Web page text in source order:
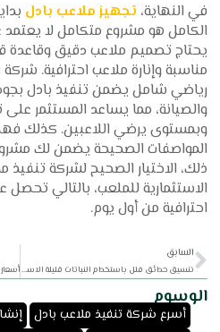
في النهاية، تجهيز ملاعب بادل
الكامل هو مشروع متكامل لا
يحتاج تصميم ملاعب دقيق وقاعدة
مناسبة وإنارة ملاعب احترافية. شركة
رياضي شامل يضمن تنفيذ بادل
والصيانة، مما يساعد المستثمر
وبمستوى يرضي اللاعبين. كذلك
المواصفات الصحيحة يضمن لك
ذلك، الاختيار الصحيح لشركة تنفيذ
الاستثمارية للملعب، بالتالي
احترافية من أول يوم.
Prev
السابق
تنسيق حدائق فلل باستخدام النباتات قليلة الاستهلاك للمياه
الوسوم
أسرع شركة تنفيذ ملاعب بادل